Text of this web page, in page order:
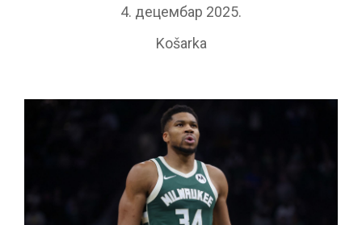
4. децембар 2025.
Košarka